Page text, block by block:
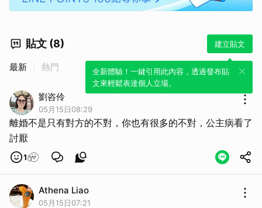
貼文 (8) 建立貼文
全新體驗！一鍵引用此內容，透過發布貼
文來輕鬆表達個人立場。
最新 熱門
劉咨伶
05月15日08:29
離婚不是只有對方的不對，你也有很多的不對，公主病看了
討厭
1
Athena Liao
05月15日07:21